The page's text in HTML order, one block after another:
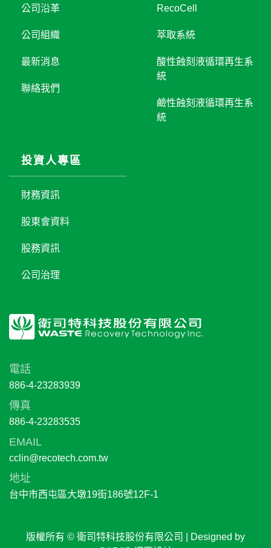
公司沿革
公司組織
最新消息
聯絡我們
RecoCell
萃取系統
酸性蝕刻液循環再生系
統
鹼性蝕刻液循環再生系
統
投資人專區
財務資訊
股東會資料
股務資訊
公司治理
電話
886-4-23283939
傳真
886-4-23283535
EMAIL
cclin@recotech.com.tw
地址
台中市西屯區大墩19街186號12F-1
版權所有 © 衛司特科技股份有限公司 | Designed by